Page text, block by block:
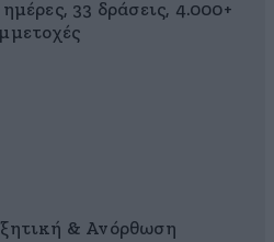
33 δράσεις, 4.000+
& Ανόρθωση